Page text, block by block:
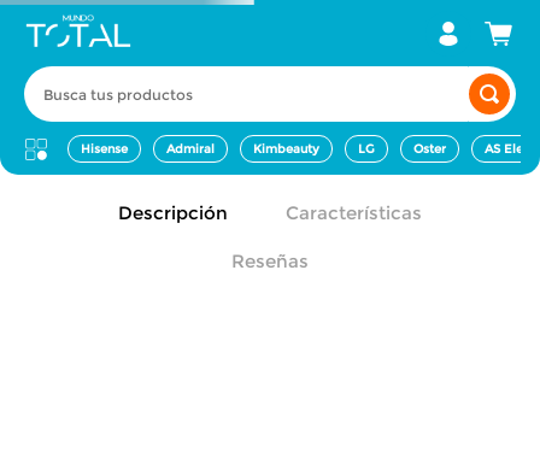
Busca tus productos
Hisense Admiral Kimbeauty LG Oster AS
Descripción Características
Reseñas